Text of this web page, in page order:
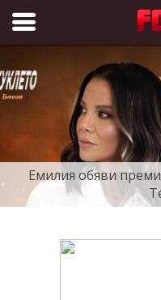
Folk.bg
Емилия обяви